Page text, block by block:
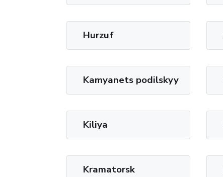
Hurzuf
Kamyanets podilskyy
Kiliya
Kramatorsk